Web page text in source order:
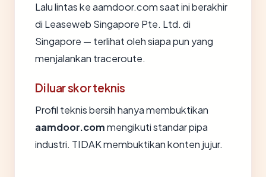
Lalu lintas ke aamdoor.com saat ini berakhir
di Leaseweb Singapore Pte. Ltd. di
Singapore — terlihat oleh siapa pun yang
menjalankan traceroute.
Di luar skor teknis
Profil teknis bersih hanya membuktikan
aamdoor.commengikuti standar pipa
industri. TIDAK membuktikan konten jujur.